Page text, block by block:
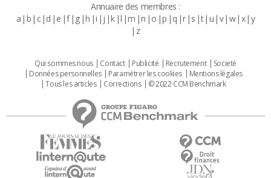
Annuaire des membres :
a b c d e f g h i j k l m n o p q r s t u v w x y
z
Qui sommes nous Contact Publicité Recrutement
Societé
Données personnelles
Paramétrer les cookies
Mentions légales
Tous les articles
Corrections © 2022 CCM Benchmark